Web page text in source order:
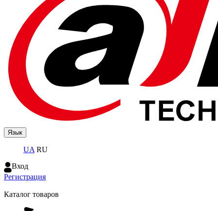
Язык
UA RU
Вход
Регистрация
Каталог товаров